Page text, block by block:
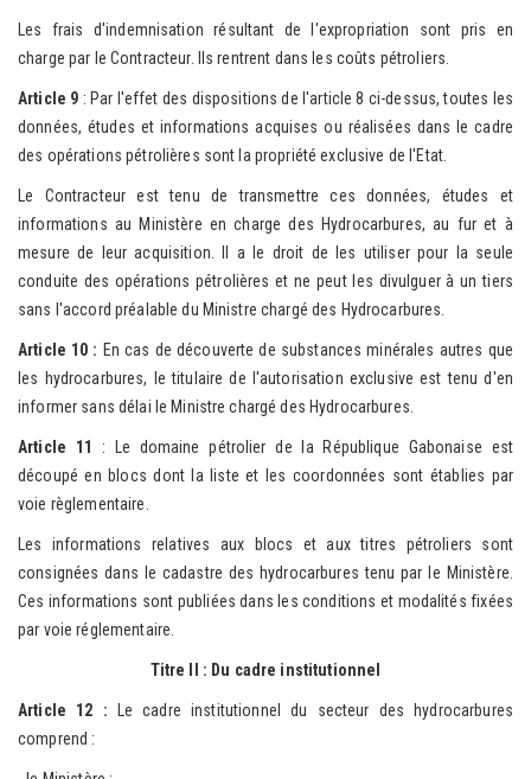
Les frais d'indemnisation résultant de l'expropriation sont pris en
charge par le Contracteur. Ils rentrent dans les coûts pétroliers.
Article 9 : Par l'effet des dispositions de l'article 8 ci-dessus, toutes les
données, études et informations acquises ou réalisées dans le cadre
des opérations pétrolières sont la propriété exclusive de l'Etat.
Le Contracteur est tenu de transmettre ces données, études et
informations au Ministère en charge des Hydrocarbures, au fur et à
mesure de leur acquisition. Il a le droit de les utiliser pour la seule
conduite des opérations pétrolières et ne peut les divulguer à un tiers
sans l'accord préalable du Ministre chargé des Hydrocarbures.
Article 10 : En cas de découverte de substances minérales autres que
les hydrocarbures, le titulaire de l'autorisation exclusive est tenu d'en
informer sans délai le Ministre chargé des Hydrocarbures.
Article 11 : Le domaine pétrolier de la République Gabonaise est
découpé en blocs dont la liste et les coordonnées sont établies par
voie règlementaire.
Les informations relatives aux blocs et aux titres pétroliers sont
consignées dans le cadastre des hydrocarbures tenu par le Ministère.
Ces informations sont publiées dans les conditions et modalités fixées
par voie réglementaire.
Titre II : Du cadre institutionnel
Article 12 :
Le cadre institutionnel du secteur des hydrocarbures
comprend :